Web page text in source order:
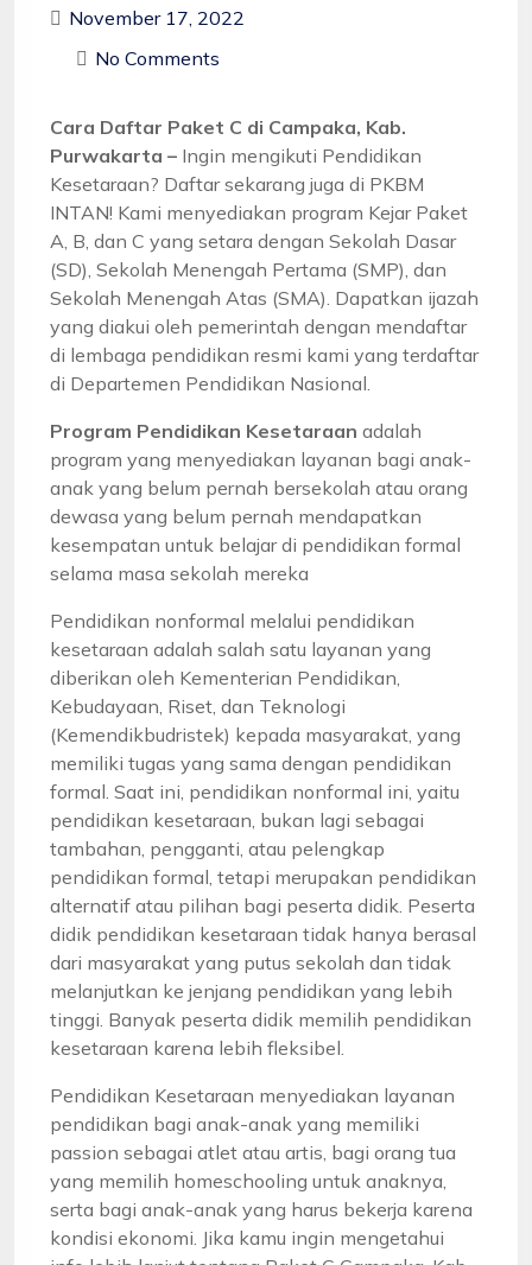
November 17, 2022
No Comments
Cara Daftar Paket C di Campaka, Kab.
Purwakarta – Ingin mengikuti Pendidikan
Kesetaraan? Daftar sekarang juga di PKBM
INTAN! Kami menyediakan program Kejar Paket
A, B, dan C yang setara dengan Sekolah Dasar
(SD), Sekolah Menengah Pertama (SMP), dan
Sekolah Menengah Atas (SMA). Dapatkan ijazah
yang diakui oleh pemerintah dengan mendaftar
di lembaga pendidikan resmi kami yang terdaftar
di Departemen Pendidikan Nasional.
Program Pendidikan Kesetaraan adalah
program yang menyediakan layanan bagi anak-
anak yang belum pernah bersekolah atau orang
dewasa yang belum pernah mendapatkan
kesempatan untuk belajar di pendidikan formal
selama masa sekolah mereka
Pendidikan nonformal melalui pendidikan
kesetaraan adalah salah satu layanan yang
diberikan oleh Kementerian Pendidikan,
Kebudayaan, Riset, dan Teknologi
(Kemendikbudristek) kepada masyarakat, yang
memiliki tugas yang sama dengan pendidikan
formal. Saat ini, pendidikan nonformal ini, yaitu
pendidikan kesetaraan, bukan lagi sebagai
tambahan, pengganti, atau pelengkap
pendidikan formal, tetapi merupakan pendidikan
alternatif atau pilihan bagi peserta didik. Peserta
didik pendidikan kesetaraan tidak hanya berasal
dari masyarakat yang putus sekolah dan tidak
melanjutkan ke jenjang pendidikan yang lebih
tinggi. Banyak peserta didik memilih pendidikan
kesetaraan karena lebih fleksibel.
Pendidikan Kesetaraan menyediakan layanan
pendidikan bagi anak-anak yang memiliki
passion sebagai atlet atau artis, bagi orang tua
yang memilih homeschooling untuk anaknya,
serta bagi anak-anak yang harus bekerja karena
kondisi ekonomi. Jika kamu ingin mengetahui